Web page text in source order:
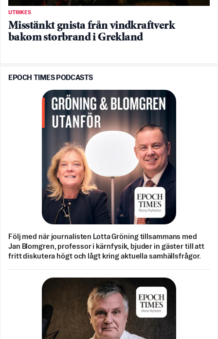
UTRIKES
Misstänkt gnista från vindkraftverk
bakom storbrand i Grekland
EPOCH TIMES PODCASTS
Följ med när journalisten Lotta Gröning tillsammans med
Jan Blomgren, professor i kärnfysik, bjuder in gäster till att
fritt diskutera högt och lågt kring aktuella samhällsfrågor.